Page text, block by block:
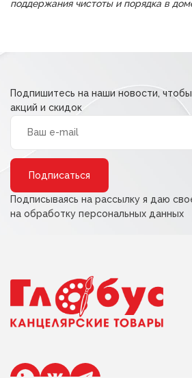
поддержания чистоты и порядка в
Подпишитесь на наши новости,
акций и скидок
Подписываясь на рассылку я даю
на обработку персональных данных